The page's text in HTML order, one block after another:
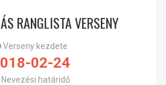
RANGLISTA VERSENY
Verseny kezdete
02-24
határidő